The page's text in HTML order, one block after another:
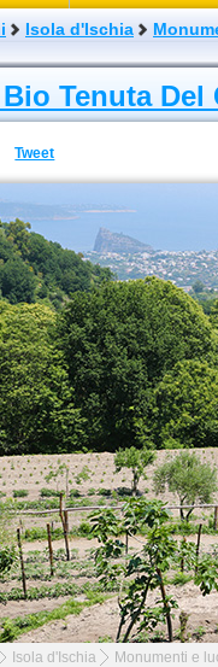
Isola d'Ischia
Tenuta Del
Tweet
Isola d'Ischia Monumenti e